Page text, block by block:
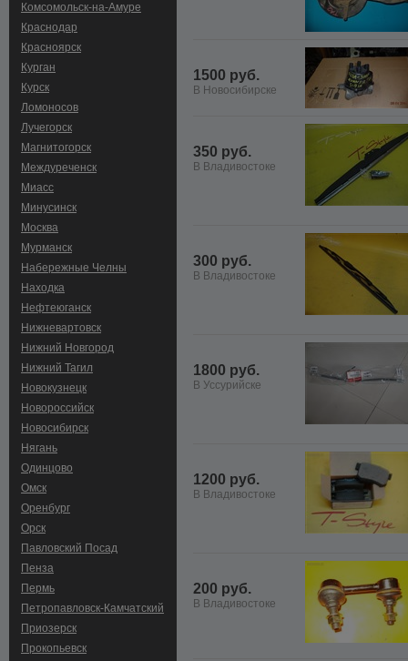
Комсомольск-на-Амуре
Краснодар
Красноярск
Курган
Курск
Ломоносов
Лучегорск
Магнитогорск
Междуреченск
Миасс
Минусинск
Москва
Мурманск
Набережные Челны
Находка
Нефтеюганск
Нижневартовск
Нижний Новгород
Нижний Тагил
Новокузнецк
Новороссийск
Новосибирск
Нягань
Одинцово
Омск
Оренбург
Орск
Павловский Посад
Пенза
Пермь
Петропавловск-Камчатский
Приозерск
Прокопьевск
1500 руб.
В Новосибирске
350 руб.
В Владивостоке
300 руб.
В Владивостоке
1800 руб.
В Уссурийске
1200 руб.
В Владивостоке
200 руб.
В Владивостоке